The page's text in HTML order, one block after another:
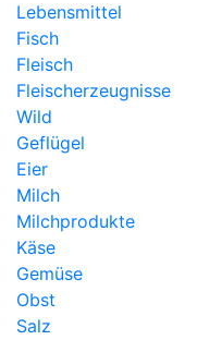
Lebensmittel
Fisch
Fleisch
Fleischerzeugnisse
Wild
Geflügel
Eier
Milch
Milchprodukte
Käse
Gemüse
Obst
Salz